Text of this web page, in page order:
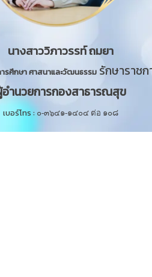
นางสาววิภาวรรท์ ถมยา
รศึกษา ศาสนาและวัฒนธรรม รักษาราช
ำนวยการกองสาธารณสุข
เบอร์โทร : ๐-๓๖๔๑-๑๔๐๔ ต่อ ๑๐๘